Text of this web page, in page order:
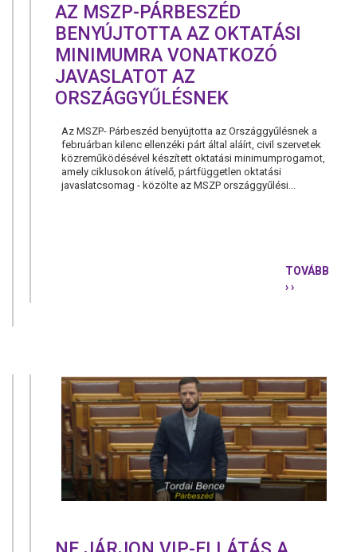
AZ MSZP-PÁRBESZÉD
BENYÚJTOTTA AZ OKTATÁSI
MINIMUMRA VONATKOZÓ
JAVASLATOT AZ
ORSZÁGGYŰLÉSNEK
Az MSZP- Párbeszéd benyújtotta az Országgyűlésnek a
februárban kilenc ellenzéki párt által aláírt, civil szervetek
közreműködésével készített oktatási minimumprogamot,
amely ciklusokon átívelő, pártfüggetlen oktatási
javaslatcsomag - közölte az MSZP országgyűlési...
TOVÁBB
› ›
AZ